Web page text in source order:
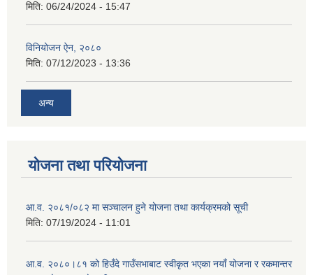
मिति: 06/24/2024 - 15:47
विनियोजन ऐन, २०८०
मिति: 07/12/2023 - 13:36
अन्य
योजना तथा परियोजना
आ.व. २०८१/०८२ मा सञ्चालन हुने योजना तथा कार्यक्रमको सूची
मिति: 07/19/2024 - 11:01
आ.व. २०८०।८१ को हिउँदे गाउँसभाबाट स्वीकृत भएका नयाँ योजना र रकमान्तर